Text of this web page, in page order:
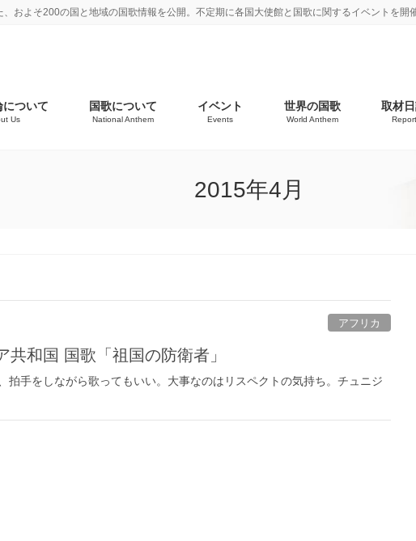
およそ200の国と地域の国歌情報を公開。不定期に各国大使館と国歌に関するイベントを開
について
Us
国歌について
National Anthem
イベント
Events
世界の国歌
World Anthem
取材
Report
2015年4月
アフリカ
共和国 国歌「祖国の防衛者」
拍手をしながら歌ってもいい。大事なのはリスペクトの気持ち。チュニジ